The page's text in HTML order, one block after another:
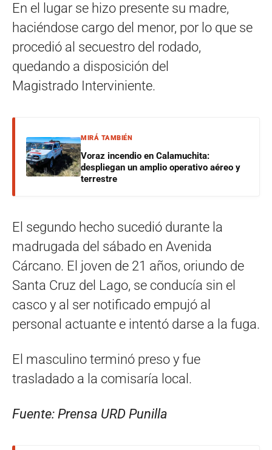
En el lugar se hizo presente su madre,
haciéndose cargo del menor, por lo que se
procedió al secuestro del rodado,
quedando a disposición del
Magistrado Interviniente.
MIRÁ TAMBIÉN
Voraz incendio en Calamuchita:
despliegan un amplio operativo aéreo y
terrestre
El segundo hecho sucedió durante la
madrugada del sábado en Avenida
Cárcano. El joven de 21 años, oriundo de
Santa Cruz del Lago, se conducía sin el
casco y al ser notificado empujó al
personal actuante e intentó darse a la fuga.
El masculino terminó preso y fue
trasladado a la comisaría local.
Fuente: Prensa URD Punilla